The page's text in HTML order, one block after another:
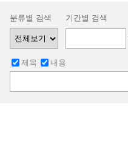
분류별 검색 기간별 검색
제목 내용